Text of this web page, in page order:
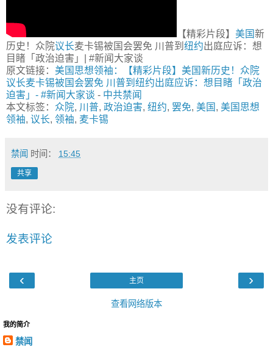
【精彩片段】 美国新
历史！众院议长麦卡锡被国会罢免 川普到 纽约出庭应诉：想
目睹「政治迫害」| #新闻大家谈
原文链接： 美国思想领袖：【精彩片段】美国新历史！众院
议长麦卡锡被国会罢免 川普到纽约出庭应诉：想目睹「政治
迫害」- #新闻大家谈 - 中共禁闻
本文标签： 众院, 川普, 政治迫害, 纽约, 罢免, 美国 , 美国思想
领袖, 议长, 领袖, 麦卡锡
禁闻 时间： 15:45
共享
没有评论:
发表评论
‹ ›
主页
查看网络版本
我的简介
禁闻